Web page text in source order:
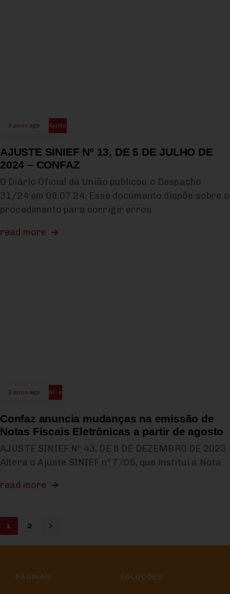
2 anos ago Ajuste
AJUSTE SINIEF Nº 13, DE 5 DE JULHO DE
2024 – CONFAZ
O Diário Oficial da União publicou o Despacho
31/24 em 09.07.24. Esse documento dispõe sobre o
procedimento para corrigir erros
read more
2 anos ago NF-e
Confaz anuncia mudanças na emissão de
Notas Fiscais Eletrônicas a partir de agosto
AJUSTE SINIEF Nº 43, DE 8 DE DEZEMBRO DE 2023
Altera o Ajuste SINIEF nº 7/05, que institui a Nota
read more
1 2
PÁGINAS SOLUÇÕES